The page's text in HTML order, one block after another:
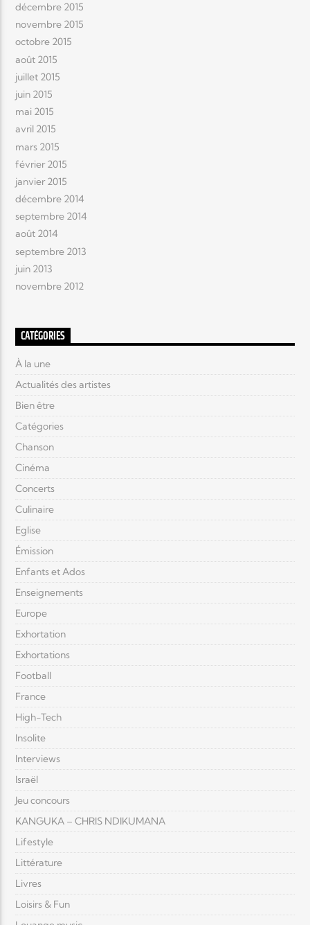
décembre 2015
novembre 2015
octobre 2015
août 2015
juillet 2015
juin 2015
mai 2015
avril 2015
mars 2015
février 2015
janvier 2015
décembre 2014
septembre 2014
août 2014
septembre 2013
juin 2013
novembre 2012
CATÉGORIES
À la une
Actualités des artistes
Bien être
Catégories
Chanson
Cinéma
Concerts
Culinaire
Eglise
Émission
Enfants et Ados
Enseignements
Europe
Exhortation
Exhortations
Football
France
High-Tech
Insolite
Interviews
Israël
Jeu concours
KANGUKA – CHRIS NDIKUMANA
Lifestyle
Littérature
Livres
Loisirs & Fun